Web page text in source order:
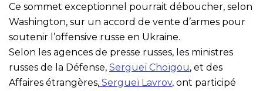
Ce sommet exceptionnel pourrait déboucher, selon
Washington, sur un accord de vente d’armes pour
soutenir l’offensive russe en Ukraine.
Selon les agences de presse russes, les ministres
russes de la Défense, Sergueï Choïgou, et des
Affaires étrangères, Sergueï Lavrov, ont participé